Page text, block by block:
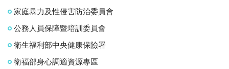
家庭暴力及性侵害防治委員會
公務人員保障暨培訓委員會
衛生福利部中央健康保險署
衛福部身心調適資源專區